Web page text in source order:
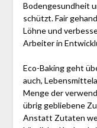
Bodengesundheit
schützt. Fair
Löhne und
Arbeiter in
Eco-Baking geht
auch,
Menge der
übrig gebliebene
Anstatt Zutaten